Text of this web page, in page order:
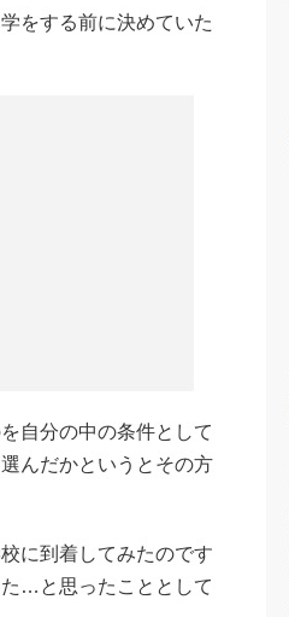
をする前に決めていた
自分の中の条件として
んだかというとその方
に到着してみたのです
…と思ったこととして